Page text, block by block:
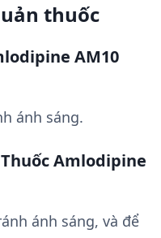
thuốc
AM10
ánh sáng.
Amlodipine
ánh sáng, và để